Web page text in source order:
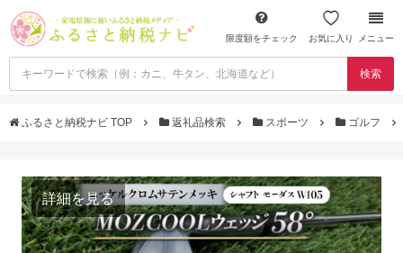
限度額をチェック お気に入り メニュー
検索
ふるさと納税ナビ TOP 返礼品検索 スポーツ ゴルフ
詳細を見る